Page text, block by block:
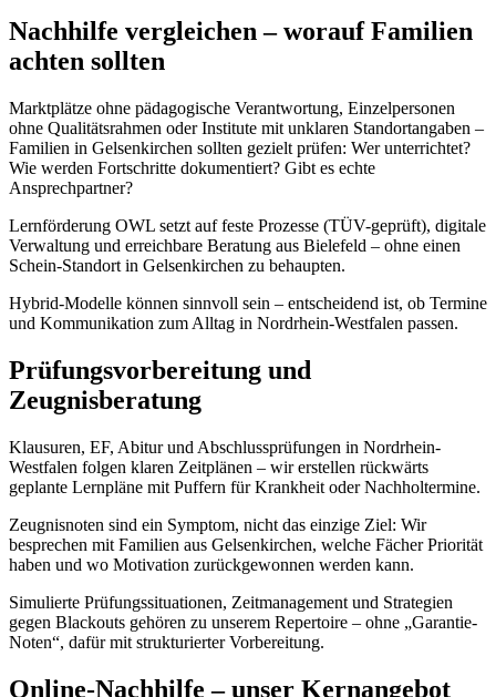
Nachhilfe vergleichen – worauf Familien
achten sollten
Marktplätze ohne pädagogische Verantwortung, Einzelpersonen
ohne Qualitätsrahmen oder Institute mit unklaren Standortangaben –
Familien in Gelsenkirchen sollten gezielt prüfen: Wer unterrichtet?
Wie werden Fortschritte dokumentiert? Gibt es echte
Ansprechpartner?
Lernförderung OWL setzt auf feste Prozesse (TÜV-geprüft), digitale
Verwaltung und erreichbare Beratung aus Bielefeld – ohne einen
Schein-Standort in Gelsenkirchen zu behaupten.
Hybrid-Modelle können sinnvoll sein – entscheidend ist, ob Termine
und Kommunikation zum Alltag in Nordrhein-Westfalen passen.
Prüfungsvorbereitung und
Zeugnisberatung
Klausuren, EF, Abitur und Abschlussprüfungen in Nordrhein-
Westfalen folgen klaren Zeitplänen – wir erstellen rückwärts
geplante Lernpläne mit Puffern für Krankheit oder Nachholtermine.
Zeugnisnoten sind ein Symptom, nicht das einzige Ziel: Wir
besprechen mit Familien aus Gelsenkirchen, welche Fächer Priorität
haben und wo Motivation zurückgewonnen werden kann.
Simulierte Prüfungssituationen, Zeitmanagement und Strategien
gegen Blackouts gehören zu unserem Repertoire – ohne „Garantie-
Noten“, dafür mit strukturierter Vorbereitung.
Online-Nachhilfe – unser Kernangebot